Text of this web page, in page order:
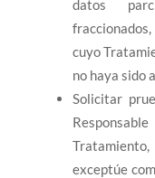
datos
cuyo
no haya sido
Solicitar
exceptúe